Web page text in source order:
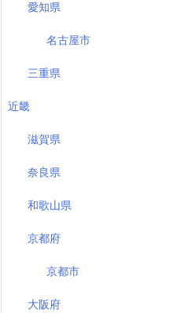
愛知県
名古屋市
三重県
近畿
滋賀県
奈良県
和歌山県
京都府
京都市
大阪府